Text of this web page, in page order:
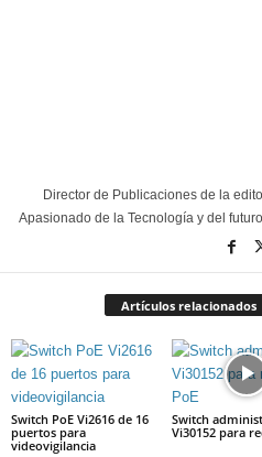
Director de Publicaciones de la
Apasionado de la Tecnología y del
Artículos relacionados
Switch PoE Vi2616 de 16
puertos para
videovigilancia
Switch
Vi30152 para